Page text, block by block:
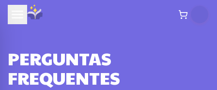
PERGUNTAS
FREQUENTES